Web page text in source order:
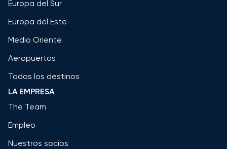
Europa del Sur
Europa del Este
Medio Oriente
Aeropuertos
Todos los destinos
LA EMPRESA
The Team
Empleo
Nuestros socios